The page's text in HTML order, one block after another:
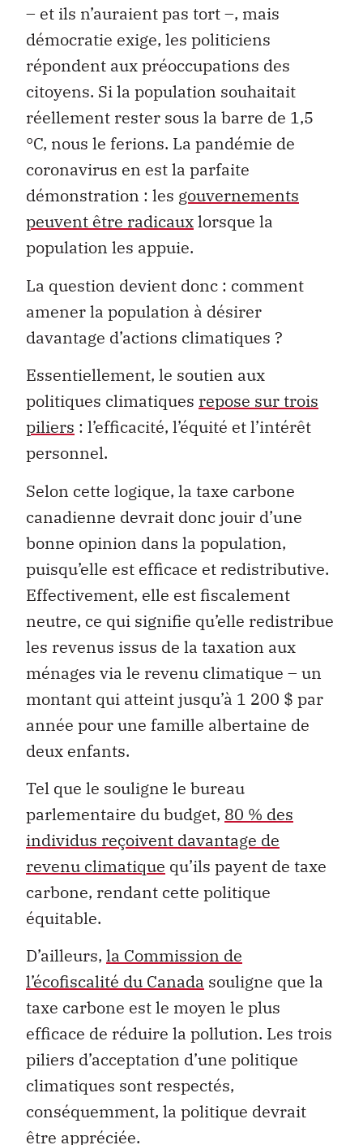
– et ils n’auraient pas tort –, mais
démocratie exige, les politiciens
répondent aux préoccupations des
citoyens. Si la population souhaitait
réellement rester sous la barre de 1,5
°C, nous le ferions. La pandémie de
coronavirus en est la parfaite
démonstration : les gouvernements
peuvent être radicauxlorsque la
population les appuie.
La question devient donc : comment
amener la population à désirer
davantage d’actions climatiques ?
Essentiellement, le soutien aux
politiques climatiques repose sur trois
piliers : l’efficacité, l’équité et l’intérêt
personnel.
Selon cette logique, la taxe carbone
canadienne devrait donc jouir d’une
bonne opinion dans la population,
puisqu’elle est efficace et redistributive.
Effectivement, elle est fiscalement
neutre, ce qui signifie qu’elle redistribue
les revenus issus de la taxation aux
ménages via le revenu climatique – un
montant qui atteint jusqu’à 1 200 $ par
année pour une famille albertaine de
deux enfants.
Tel que le souligne le bureau
parlementaire du budget, 80 % des
individus reçoivent davantage de
revenu climatique qu’ils payent de taxe
carbone, rendant cette politique
équitable.
D’ailleurs, la Commission de
l’écofiscalité du Canada souligne que la
taxe carbone est le moyen le plus
efficace de réduire la pollution. Les trois
piliers d’acceptation d’une politique
climatiques sont respectés,
conséquemment, la politique devrait
être appréciée.